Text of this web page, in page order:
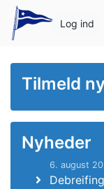
Log ind
Tilmeld
Nyheder
6. august